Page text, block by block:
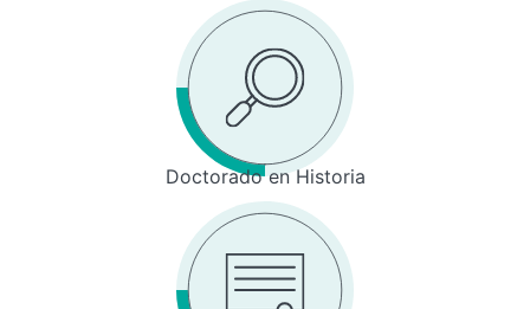
Doctorado en Historia